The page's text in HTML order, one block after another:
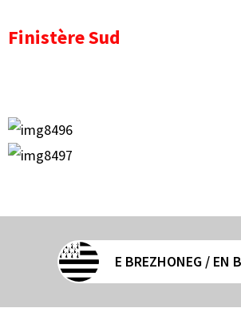
Finistère Sud
E BREZHONEG / EN